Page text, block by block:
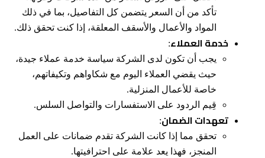
تأكد من أن السعر يتضمن كل التفاصيل، بما في ذلك
المواد والأعمال والأسقف المعلقة، إذا كنت تحقق ذلك.
خدمة العملاء:
يجب أن تكون لدى الشركة سياسة خدمة عملاء جيدة،
حيث يقضي العملاء اليوم مع شكاواهم وتكيفاتهم،
خاصة للأعمال المنزلية.
قِيم الردود على الاستفسارات والتواصل السلس.
تعهدات الضمان:
تحقق مما إذا كانت الشركة تقدم ضمانات على العمل
المنجز، فهذا يعد علامة على احترافيتها.